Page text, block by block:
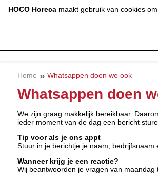
HOCO Horecamaakt gebruik van cookies
(020) 497 6325 info@hocohoreca.nl
Home » Whatsappen doen we ook
Whatsappen doen
We zijn graag makkelijk bereikbaar.
ieder moment van de dag een bericht
Tip voor als je ons appt
Stuur in je berichtje je naam, bedrijfsnaam
Wanneer krijg je een reactie?
Wij beantwoorden je vragen van